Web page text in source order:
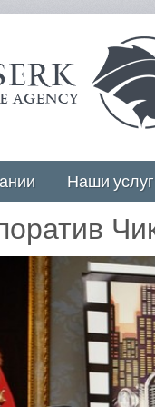
Наши